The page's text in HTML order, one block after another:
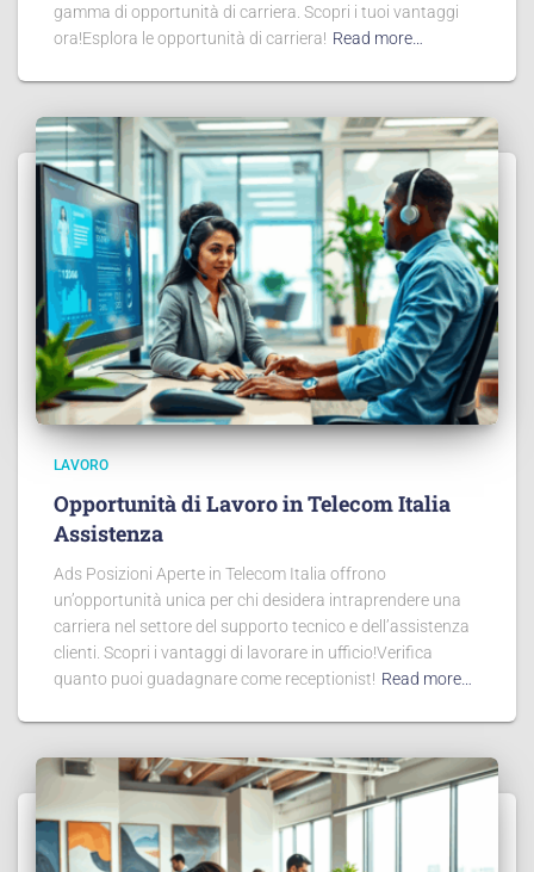
gamma di opportunità di carriera. Scopri i tuoi vantaggi
ora!Esplora le opportunità di carriera! Read more…
LAVORO
Opportunità di Lavoro in Telecom Italia
Assistenza
Ads Posizioni Aperte in Telecom Italia offrono
un’opportunità unica per chi desidera intraprendere una
carriera nel settore del supporto tecnico e dell’assistenza
clienti. Scopri i vantaggi di lavorare in ufficio!Verifica
quanto puoi guadagnare come receptionist! Read more…